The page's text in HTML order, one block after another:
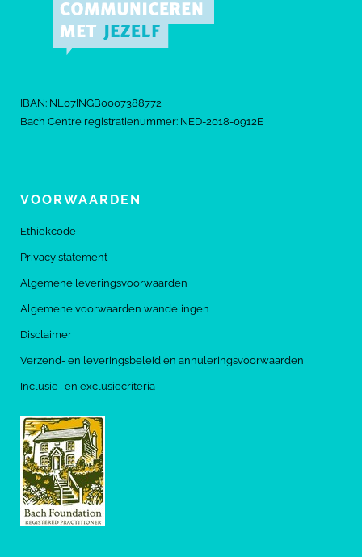
IBAN: NL07INGB0007388772
Bach Centre registratienummer: NED-2018-0912E
VOORWAARDEN
Ethiekcode
Privacy statement
Algemene leveringsvoorwaarden
Algemene voorwaarden wandelingen
Disclaimer
Verzend- en leveringsbeleid en annuleringsvoorwaarden
Inclusie- en exclusiecriteria